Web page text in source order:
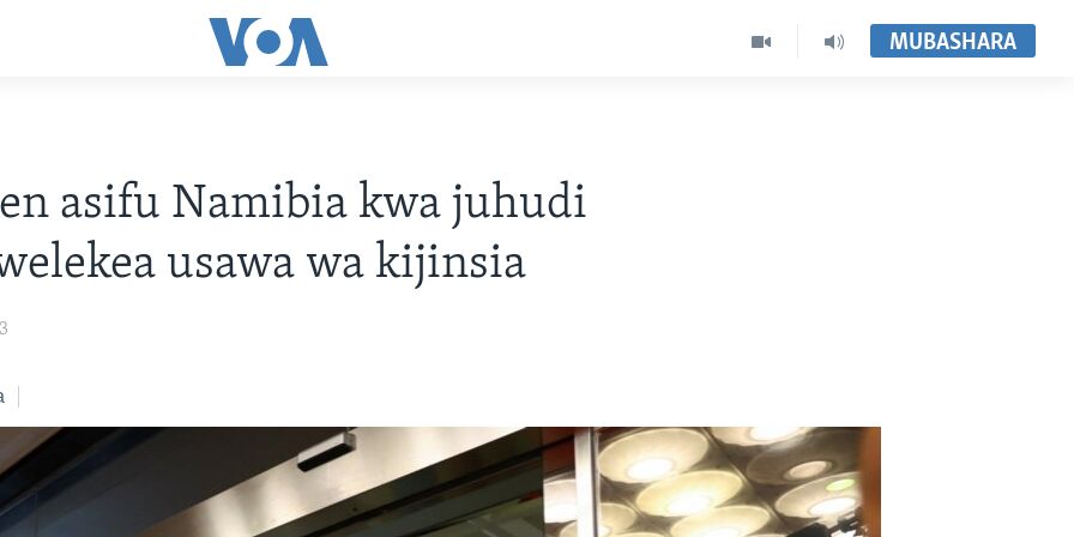
MUBASHARA
asifu Namibia kwa juhudi
usawa wa kijinsia